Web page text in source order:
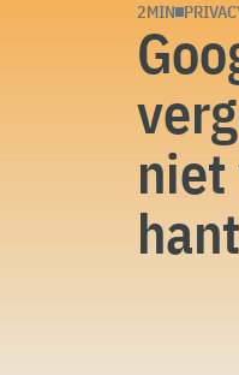
2MIN